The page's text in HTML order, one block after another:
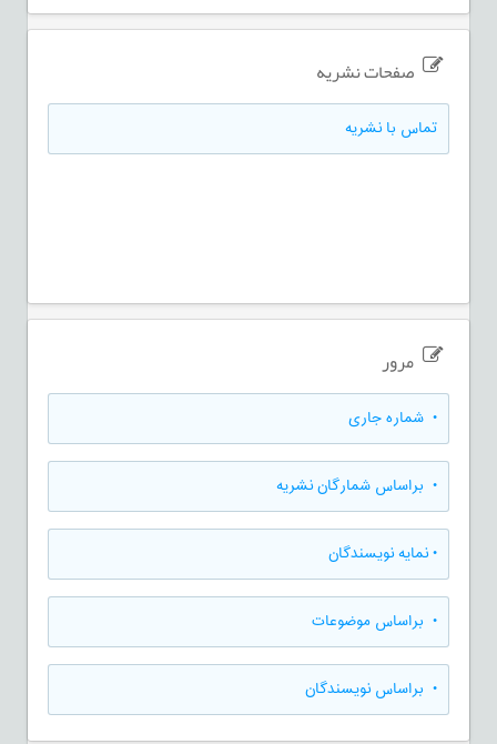
صفحات نشریه
تماس با نشریه
مرور
• شماره جاری
• براساس شمارگان نشریه
•نمایه نویسندگان
• براساس موضوعات
• براساس نویسندگان